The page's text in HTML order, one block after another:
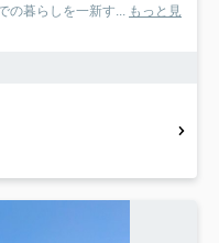
の暮らしを一新す...
もっと見